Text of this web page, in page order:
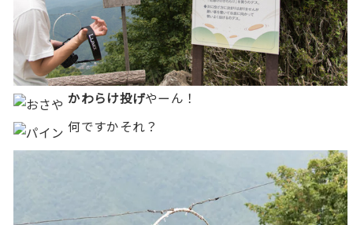
かわらけ投げやーん！
何ですかそれ？